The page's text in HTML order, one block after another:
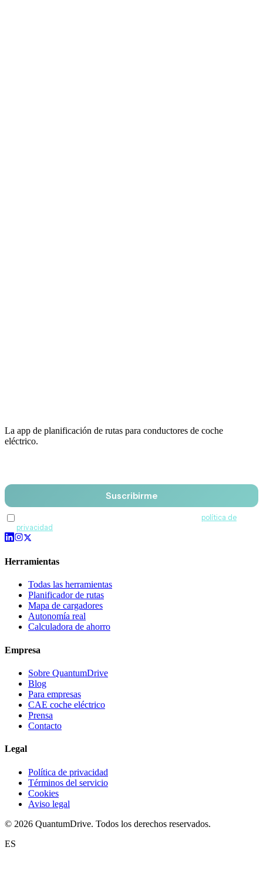
La app de planificación de rutas para conductores de coche
eléctrico.
Suscribirme
política de
privacidad
Herramientas
Todas las herramientas
Planificador de rutas
Mapa de cargadores
Autonomía real
Calculadora de ahorro
Empresa
Sobre QuantumDrive
Blog
Para empresas
CAE coche eléctrico
Prensa
Contacto
Legal
Política de privacidad
Términos del servicio
Cookies
Aviso legal
© 2026 QuantumDrive. Todos los derechos reservados.
ES